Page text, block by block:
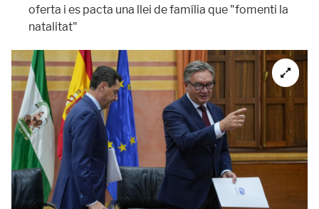
oferta i es pacta una llei de família que "fomenti la
natalitat"